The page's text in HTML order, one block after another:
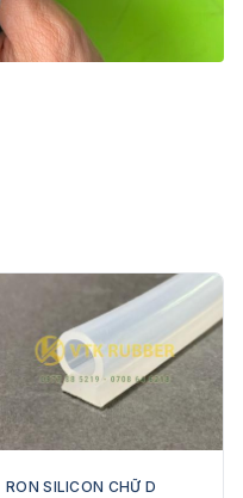
RON SILICON CHỮ D